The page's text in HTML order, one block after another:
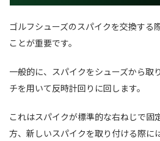
ゴルフシューズのスパイクを交換する
ことが重要です。
一般的に、スパイクをシューズから取
チを用いて反時計回りに回します。
これはスパイクが標準的な右ねじで固
方、新しいスパイクを取り付ける際に